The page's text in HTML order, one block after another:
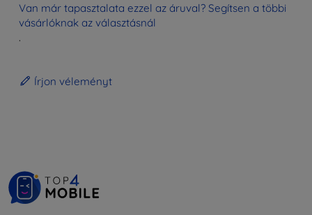
Van már tapasztalata ezzel az áruval? Segítsen a többi
vásárlóknak az választásnál
.
Írjon véleményt